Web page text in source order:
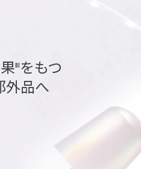
IIIをもつ
外品へ